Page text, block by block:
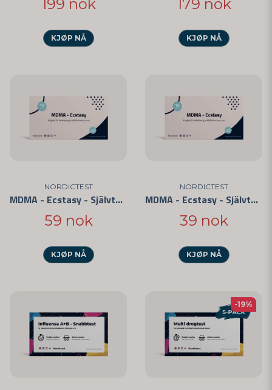
199 nok
KJØP NÅ
179 nok
KJØP NÅ
NORDICTEST
MDMA - Ecstasy - Självtest 5-pack
59 nok
KJØP NÅ
NORDICTEST
MDMA - Ecstasy - Självtest 3-pack
39 nok
KJØP NÅ
-19%